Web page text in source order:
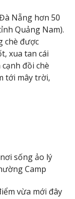
Nẵng hơn 50
Quảng Nam).
chè được
xua tan cái
đồi chè
tới mây trời,
sống ảo lý
Camp
vừa mới đây